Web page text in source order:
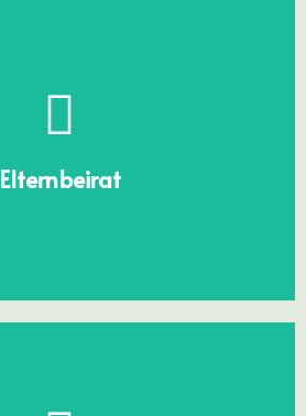
Elternbeirat